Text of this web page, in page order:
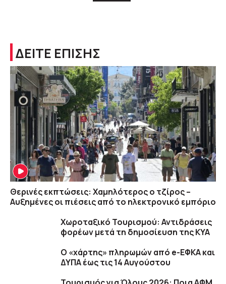
ΔΕΙΤΕ ΕΠΙΣΗΣ
Θερινές εκπτώσεις: Χαμηλότερος ο τζίρος –
Αυξημένες οι πιέσεις από το ηλεκτρονικό εμπόριο
Χωροταξικό Τουρισμού: Αντιδράσεις
φορέων μετά τη δημοσίευση της ΚΥΑ
Ο «χάρτης» πληρωμών από e-ΕΦΚΑ και
ΔΥΠΑ έως τις 14 Αυγούστου